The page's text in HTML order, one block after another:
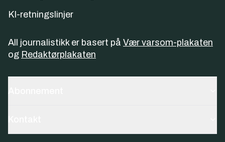
KI-retningslinjer
All journalistikk er basert på Vær varsom-plakaten
og Redaktørplakaten